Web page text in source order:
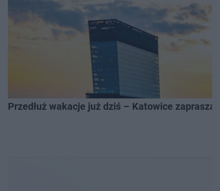
Przedłuż wakacje już dziś – Katowice